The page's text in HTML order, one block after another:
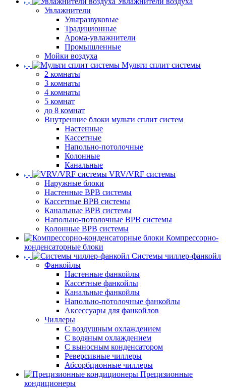
Увлажнители
Ультразвуковые
Традиционные
Арома-увлажнители
Промышленные
Мойки воздуха
Мульти сплит системы
2 комнаты
3 комнаты
4 комнаты
5 комнат
до 8 комнат
Внутренние блоки мульти сплит систем
Настенные
Кассетные
Напольно-потолочные
Колонные
Канальные
VRV/VRF системы
Наружные блоки
Настенные ВРВ системы
Кассетные ВРВ системы
Канальные ВРВ системы
Напольно-потолочные ВРВ системы
Колонные ВРВ системы
Компрессорно-
конденсаторные блоки
Системы чиллер-фанкойл
Фанкойлы
Настенные фанкойлы
Кассетные фанкойлы
Канальные фанкойлы
Напольно-потолочные фанкойлы
Аксессуары для фанкойлов
Чиллеры
С воздушным охлаждением
С водяным охлаждением
С выносным конденсатором
Реверсивные чиллеры
Абсорбционные чиллеры
Прецизионные
кондиционеры